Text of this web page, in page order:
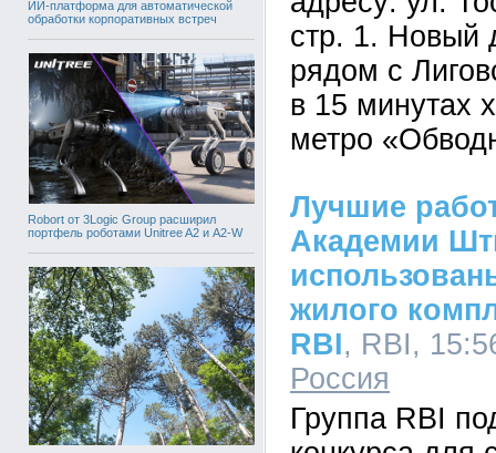
ИИ-платформа для автоматической
обработки корпоративных встреч
Robort от 3Logic Group расширил
портфель роботами Unitree A2 и A2-W
стр. 1. Новый
рядом с
в 15 минутах
метро
Лучшие
Академии
жилого
RBI, RBI,
Россия
Группа RBI